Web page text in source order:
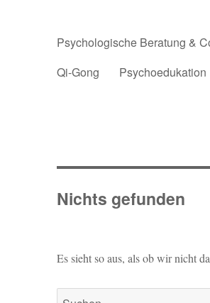
Psychologische Beratung &
Qi-Gong
Psychoedukation
Nichts gefunden
Es sieht so aus, als ob wir nicht
Suche